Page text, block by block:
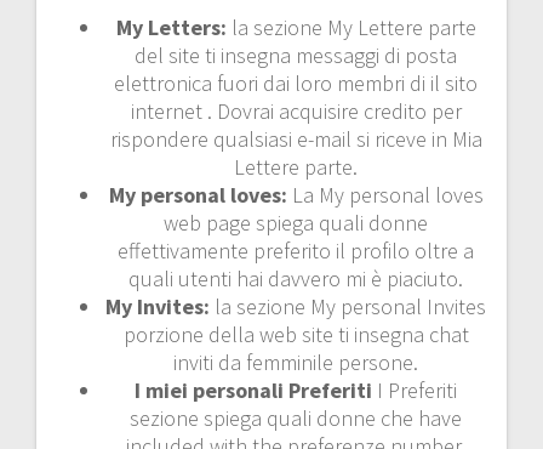
My Letters: la sezione My Lettere parte
del site ti insegna messaggi di posta
elettronica fuori dai loro membri di il sito
internet . Dovrai acquisire credito per
rispondere qualsiasi e-mail si riceve in Mia
Lettere parte.
My personal loves: La My personal loves
web page spiega quali donne
effettivamente preferito il profilo oltre a
quali utenti hai davvero mi è piaciuto.
My Invites: la sezione My personal Invites
porzione della web site ti insegna chat
inviti da femminile persone.
I miei personali Preferiti I Preferiti
sezione spiega quali donne che have